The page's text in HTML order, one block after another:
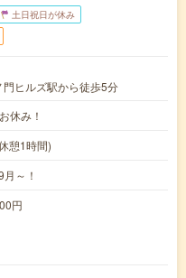
土日祝日が休み
ヒルズ駅から徒歩5分
休み！
憩1時間)
～！
円